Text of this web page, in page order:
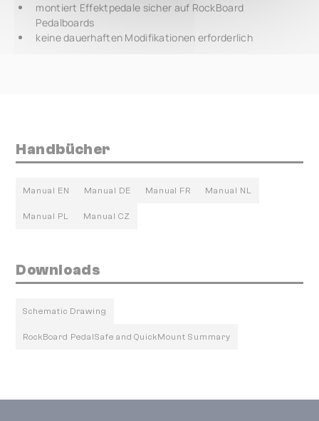
montiert Effektpedale sicher auf RockBoard
Pedalboards
keine dauerhaften Modifikationen erforderlich
Handbücher
Manual EN Manual DE Manual FR Manual NL
Manual PL Manual CZ
Downloads
Schematic Drawing
RockBoard PedalSafe and QuickMount Summary